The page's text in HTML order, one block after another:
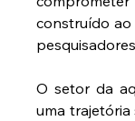
construído
O setor da
uma